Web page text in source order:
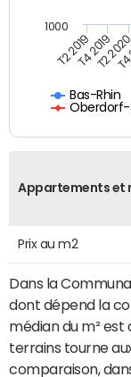
Bas-Rhin
Oberdorf-
T2 2019T4 2019
T2
1000
Appartements et
Prix au m2
Dans la
dont dépend la
médian du m²
terrains tourne
comparaison,